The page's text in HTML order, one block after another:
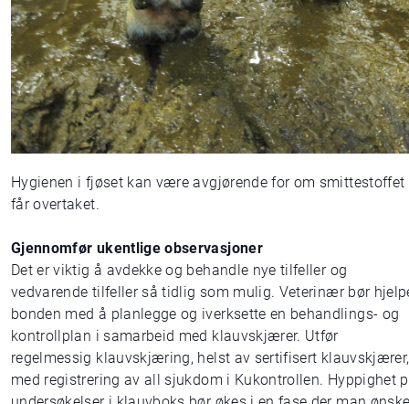
Hygienen i fjøset kan være avgjørende for om smittestoffet
får overtaket.
Gjennomfør ukentlige observasjoner
Det er viktig å avdekke og behandle nye tilfeller og
vedvarende tilfeller så tidlig som mulig. Veterinær bør
bonden med å planlegge og iverksette en behandlings- og
kontrollplan i samarbeid med klauvskjærer. Utfør
regelmessig klauvskjæring, helst av sertifisert klauvskjærer,
med registrering av all sjukdom i Kukontrollen. Hyppighet